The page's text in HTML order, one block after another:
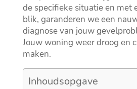
de specifieke situatie en met
blik, garanderen we een
diagnose van jouw
Jouw woning weer droog en
maken.​
Inhoudsopgave